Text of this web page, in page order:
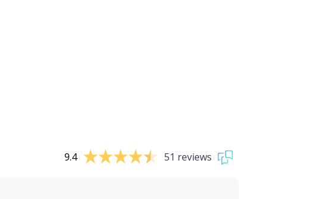
9.4 51 reviews